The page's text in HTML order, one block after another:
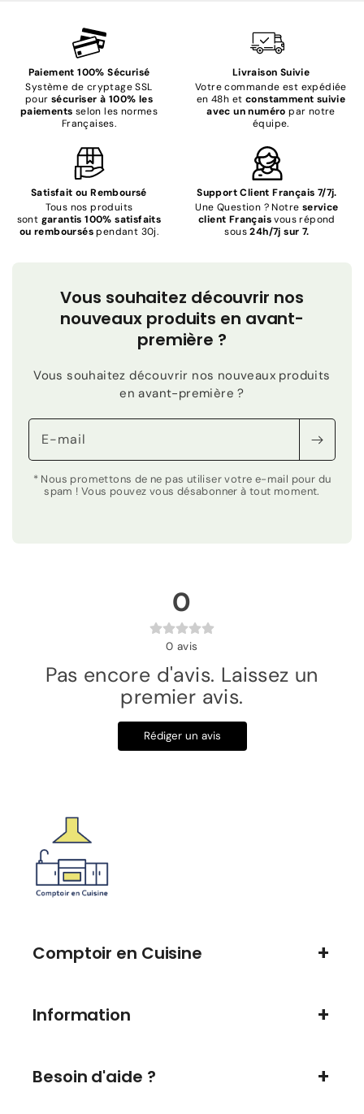
Paiement 100% Sécurisé
Système de cryptage SSL
pour sécuriser à 100% les
paiements selon les normes
Françaises.
Livraison Suivie
Votre commande est expédiée
en 48h et constamment suivie
avec un numéro par notre
équipe.
Satisfait ou Remboursé
Tous nos produits
sont garantis 100% satisfaits
ou rembourséspendant 30j.
Support Client Français 7/7j.
Une Question ? Notre service
client Françaisvous répond
sous24h/7j sur 7.
Vous souhaitez découvrir nos
nouveaux produits en avant-
première ?
Vous souhaitez découvrir nos nouveaux produits
en avant-première ?
E-mail
* Nous promettons de ne pas utiliser votre e-mail pour du
spam ! Vous pouvez vous désabonner à tout moment.
0
0 avis
Pas encore d'avis. Laissez un
premier avis.
Rédiger un avis
Comptoir en Cuisine
Information
Besoin d'aide ?